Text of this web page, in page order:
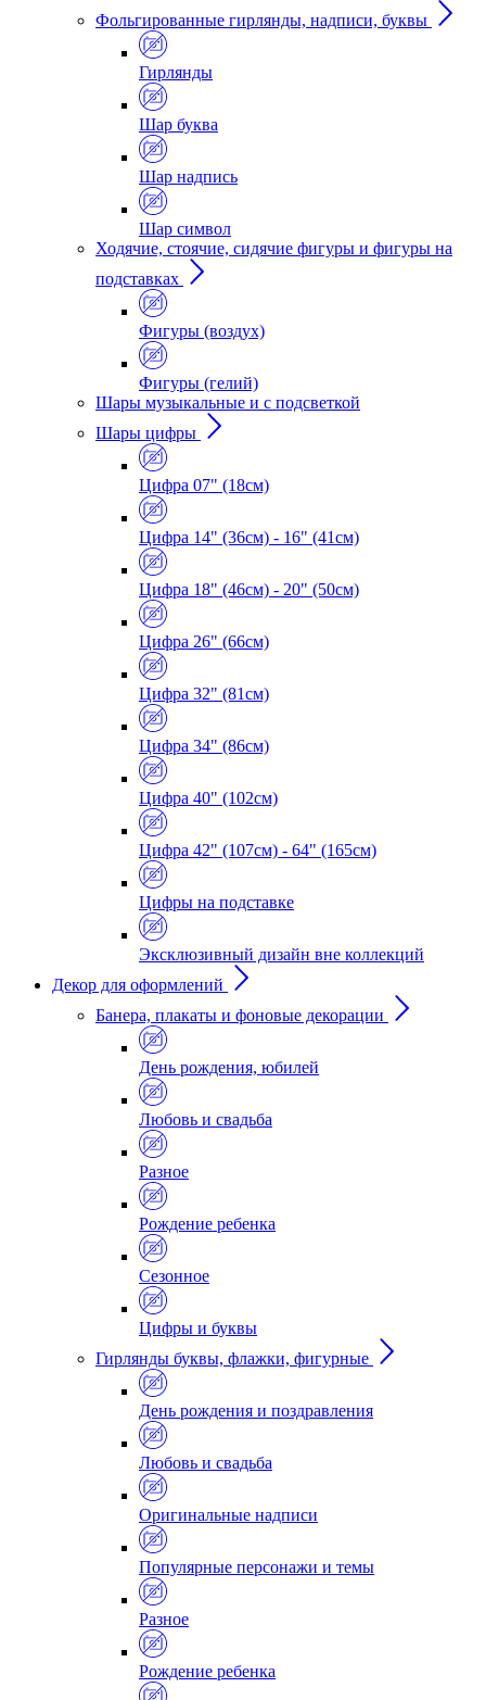
Фольгированные гирлянды, надписи, буквы
Гирлянды
Шар буква
Шар надпись
Шар символ
Ходячие, стоячие, сидячие фигуры и фигуры на
подставках
Фигуры (воздух)
Фигуры (гелий)
Шары музыкальные и с подсветкой
Шары цифры
Цифра 07" (18см)
Цифра 14" (36см) - 16" (41см)
Цифра 18" (46см) - 20" (50см)
Цифра 26" (66см)
Цифра 32" (81см)
Цифра 34" (86см)
Цифра 40" (102см)
Цифра 42" (107см) - 64" (165см)
Цифры на подставке
Эксклюзивный дизайн вне коллекций
Декор для оформлений
Банера, плакаты и фоновые декорации
День рождения, юбилей
Любовь и свадьба
Разное
Рождение ребенка
Сезонное
Цифры и буквы
Гирлянды буквы, флажки, фигурные
День рождения и поздравления
Любовь и свадьба
Оригинальные надписи
Популярные персонажи и темы
Разное
Рождение ребенка